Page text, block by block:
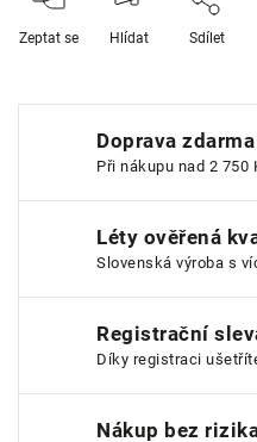
Zeptat se Hlídat Sdílet
Doprava zdarma
Při nákupu nad 2 750
Léty ověřená
Slovenská výroba s
Registrační
Díky registraci
Nákup bez